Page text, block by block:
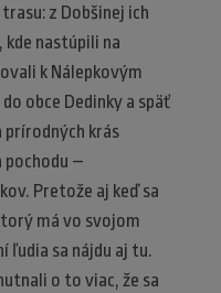
z Dobšinej ich
kde nastúpili na
k Nálepkovým
obce Dedinky a späť
prírodných krás
pochodu –
Pretože aj keď sa
má vo svojom
ľudia sa nájdu aj tu.
o to viac, že sa